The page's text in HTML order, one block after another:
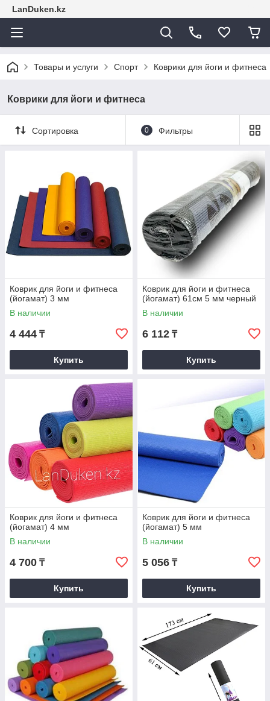
LanDuken.kz
Товары и услуги Спорт Коврики для йоги и фитнеса
Коврики для йоги и фитнеса
Сортировка 0 Фильтры
Коврик для йоги и фитнеса
(йогамат) 3 мм
В наличии
4 444 ₸
Купить
Коврик для йоги и фитнеса
(йогамат) 61см 5 мм черный
В наличии
6 112 ₸
Купить
Коврик для йоги и фитнеса
(йогамат) 4 мм
В наличии
4 700 ₸
Купить
Коврик для йоги и фитнеса
(йогамат) 5 мм
В наличии
5 056 ₸
Купить